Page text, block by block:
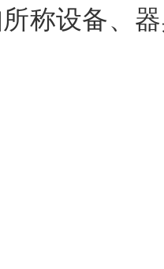
设备、器